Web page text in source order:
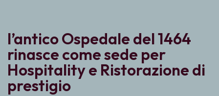
l’antico Ospedale del 1464
rinasce come sede per
Hospitality e Ristorazione di
prestigio